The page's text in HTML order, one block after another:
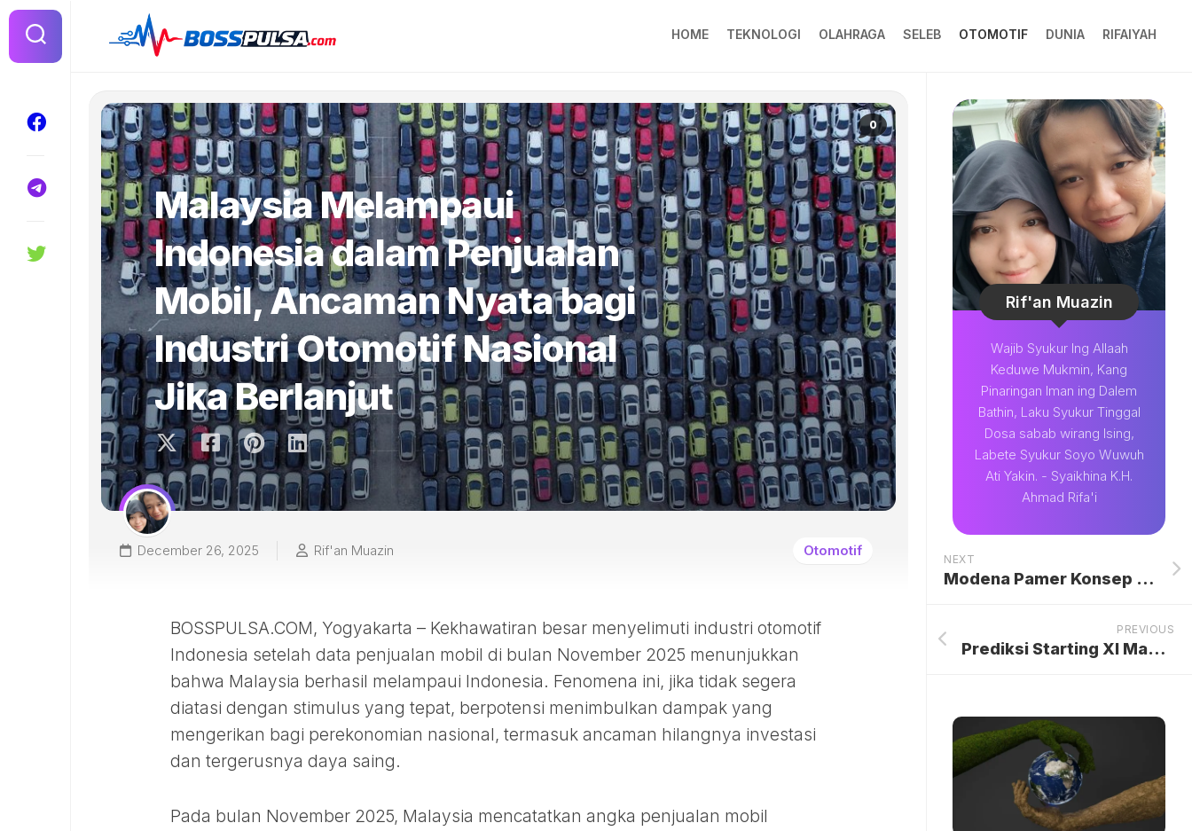
Skip
content
HOME TEKNOLOGI OLAHRAGA SELEB OTOMOTIF DUNIA RIFAIYAH
0
Malaysia Melampaui
Indonesia dalam Penjualan
Mobil, Ancaman Nyata bagi
Industri Otomotif Nasional
Jika Berlanjut
December 26, 2025 Rif'an Muazin Otomotif
BOSSPULSA.COM, Yogyakarta – Kekhawatiran besar menyelimuti industri otomotif
Indonesia setelah data penjualan mobil di bulan November 2025 menunjukkan
bahwa Malaysia berhasil melampaui Indonesia. Fenomena ini, jika tidak segera
diatasi dengan stimulus yang tepat, berpotensi menimbulkan dampak yang
mengerikan bagi perekonomian nasional, termasuk ancaman hilangnya investasi
dan tergerusnya daya saing.
Pada bulan November 2025, Malaysia mencatatkan angka penjualan mobil
Rif'an Muazin
Wajib Syukur Ing Allaah
Keduwe Mukmin, Kang
Pinaringan Iman ing Dalem
Bathin, Laku Syukur Tinggal
Dosa sabab wirang Ising,
Labete Syukur Soyo Wuwuh
Ati Yakin. - Syaikhina K.H.
Ahmad Rifa'i
NEXT
Modena Pamer Konsep Hunian Pintar Masa Depan
PREVIOUS
Prediksi Starting XI Manchester City Andai Semenyo Gabung, Ngeri Gak?